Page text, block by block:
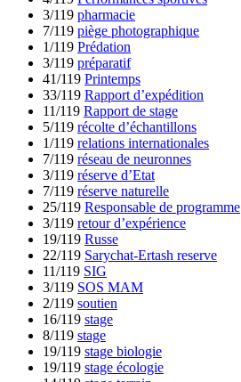
3/119 pharmacie
7/119 piège photographique
1/119 Prédation
3/119 préparatif
41/119 Printemps
33/119 Rapport d’expédition
11/119 Rapport de stage
5/119 récolte d’échantillons
1/119 relations internationales
7/119 réseau de neuronnes
3/119 réserve d’Etat
7/119 réserve naturelle
25/119 Responsable de programme
3/119 retour d’expérience
19/119 Russe
22/119 Sarychat-Ertash reserve
11/119 SIG
3/119 SOS MAM
2/119 soutien
16/119 stage
8/119 stage
19/119 stage biologie
19/119 stage écologie